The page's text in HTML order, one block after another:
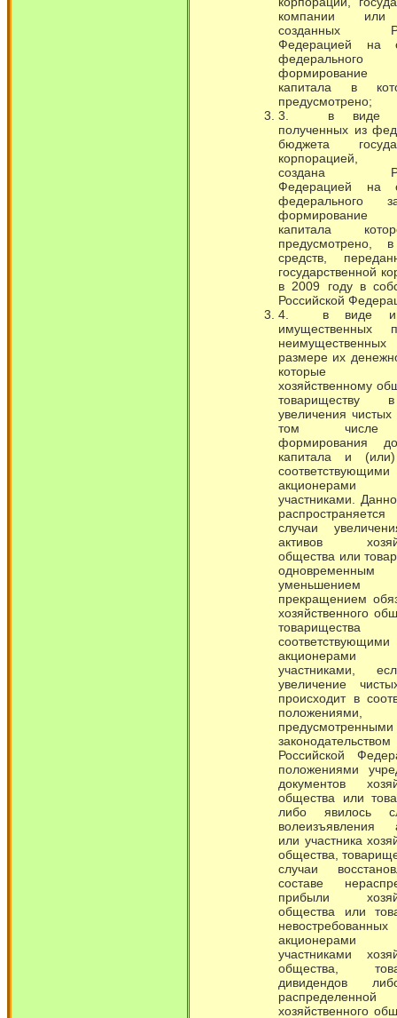
компании
созданных
Федерацией на
федерального
формирование
капитала в
предусмотрено;
3. в виде
полученных из
бюджета
корпорацией,
создана
Федерацией на
федерального
формирование
капитала
предусмотрено,
средств,
государственной
в 2009 году в
Российской
4. в виде
имущественных
размере их
которые
хозяйственному
товариществу
увеличения чистых
том числе
формирования
капитала и
соответствующими
участниками.
случаи
активов
общества или
одновременным
прекращением
хозяйственного
соответствующими
участниками,
увеличение
происходит в
положениями,
предусмотренными
законодательством
Российской
положениями
документов
общества или
либо явилось
волеизъявления
или участника
общества,
случаи
составе
прибыли
общества или
невостребованных
участниками
общества,
дивидендов
хозяйственного